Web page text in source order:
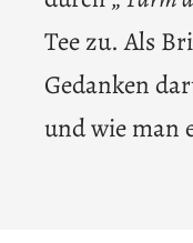
Tee zu. Als
Gedanken
und wie man